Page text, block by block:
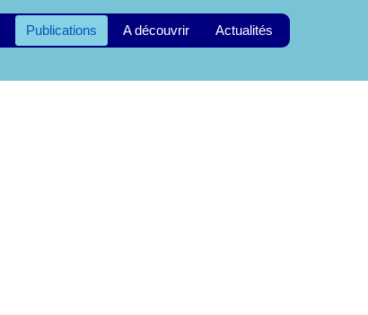
Publications A découvrir Actualités